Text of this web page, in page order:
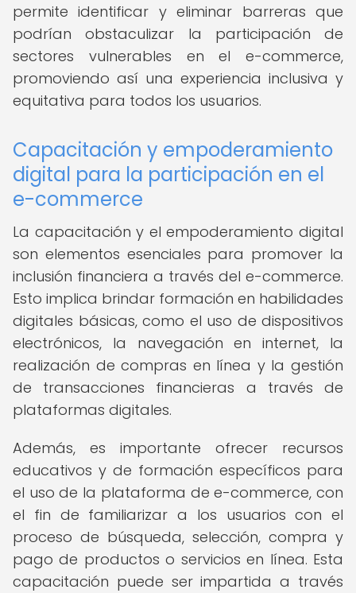
permite identificar y eliminar barreras que
podrían obstaculizar la participación de
sectores vulnerables en el e-commerce,
promoviendo así una experiencia inclusiva y
equitativa para todos los usuarios.
Capacitación y empoderamiento
digital para la participación en el
e-commerce
La capacitación y el empoderamiento digital
son elementos esenciales para promover la
inclusión financiera a través del e-commerce.
Esto implica brindar formación en habilidades
digitales básicas, como el uso de dispositivos
electrónicos, la navegación en internet, la
realización de compras en línea y la gestión
de transacciones financieras a través de
plataformas digitales.
Además, es importante ofrecer recursos
educativos y de formación específicos para
el uso de la plataforma de e-commerce, con
el fin de familiarizar a los usuarios con el
proceso de búsqueda, selección, compra y
pago de productos o servicios en línea. Esta
capacitación puede ser impartida a través